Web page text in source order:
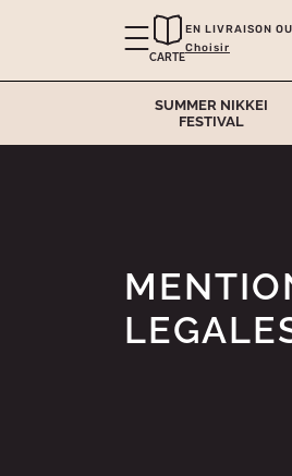
CARTE
EN LIVRAISON
Choisir
SUMMER NIKKEI
FESTIVAL